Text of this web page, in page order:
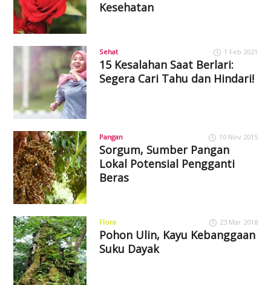
Kesehatan
Sehat 1 Feb 2021
15 Kesalahan Saat Berlari:
Segera Cari Tahu dan Hindari!
Pangan 10 Nov 2015
Sorgum, Sumber Pangan
Lokal Potensial Pengganti
Beras
Flora 23 Mar 2018
Pohon Ulin, Kayu Kebanggaan
Suku Dayak